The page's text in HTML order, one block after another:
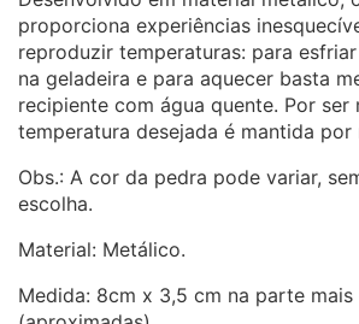
proporciona experiências
reproduzir temperaturas: para
na geladeira e para aquecer basta
recipiente com água quente. Por ser
temperatura desejada é mantida por
Obs.: A cor da pedra pode variar,
escolha.
Material: Metálico.
Medida: 8cm x 3,5 cm na parte mais